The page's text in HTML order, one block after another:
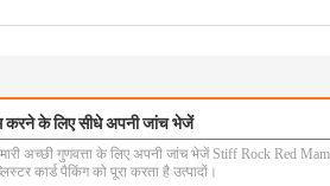
करने के लिए सीधे अपनी जांच भेजें